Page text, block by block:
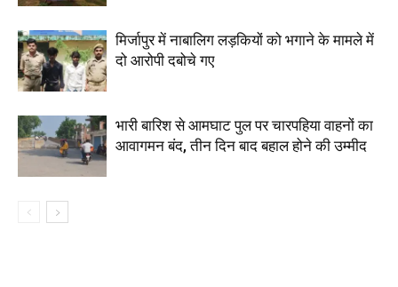
मिर्जापुर में नाबालिग लड़कियों को भगाने के मामले में
दो आरोपी दबोचे गए
भारी बारिश से आमघाट पुल पर चारपहिया वाहनों का
आवागमन बंद, तीन दिन बाद बहाल होने की उम्मीद